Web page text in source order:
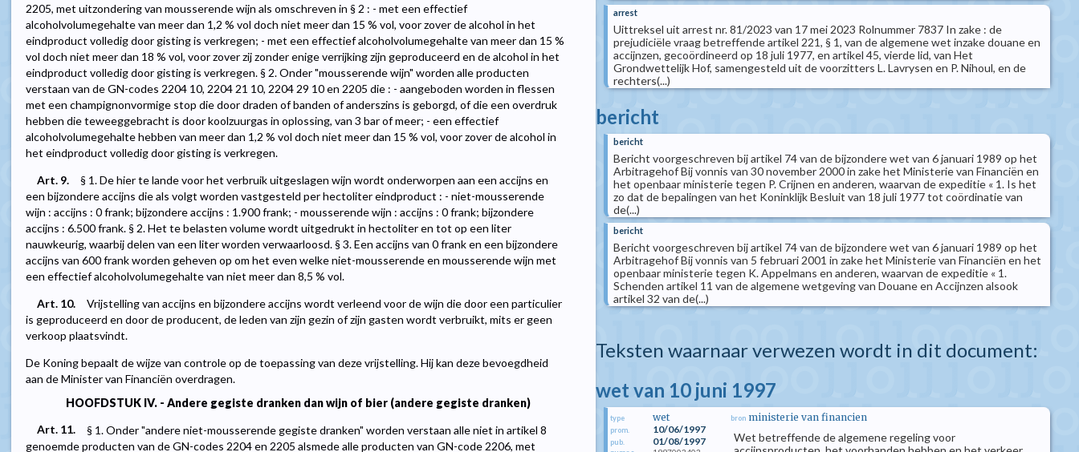
2205, met uitzondering van mousserende wijn als omschreven in § 2 : - met een effectief
alcoholvolumegehalte van meer dan 1,2 % vol doch niet meer dan 15 % vol, voor zover de alcohol in het
eindproduct volledig door gisting is verkregen; - met een effectief alcoholvolumegehalte van meer dan 15 %
vol doch niet meer dan 18 % vol, voor zover zij zonder enige verrijking zijn geproduceerd en de alcohol in het
eindproduct volledig door gisting is verkregen. § 2. Onder "mousserende wijn" worden alle producten
verstaan van de GN-codes 2204 10, 2204 21 10, 2204 29 10 en 2205 die : - aangeboden worden in flessen
met een champignonvormige stop die door draden of banden of anderszins is geborgd, of die een overdruk
hebben die teweeggebracht is door koolzuurgas in oplossing, van 3 bar of meer; - een effectief
alcoholvolumegehalte hebben van meer dan 1,2 % vol doch niet meer dan 15 % vol, voor zover de alcohol in
het eindproduct volledig door gisting is verkregen.
Art. 9.
§ 1. De hier te lande voor het verbruik uitgeslagen wijn wordt onderworpen aan een accijns en
een bijzondere accijns die als volgt worden vastgesteld per hectoliter eindproduct : - niet-mousserende
wijn : accijns : 0 frank; bijzondere accijns : 1.900 frank; - mousserende wijn : accijns : 0 frank; bijzondere
accijns : 6.500 frank. § 2. Het te belasten volume wordt uitgedrukt in hectoliter en tot op een liter
nauwkeurig, waarbij delen van een liter worden verwaarloosd. § 3. Een accijns van 0 frank en een bijzondere
accijns van 600 frank worden geheven op om het even welke niet-mousserende en mousserende wijn met
een effectief alcoholvolumegehalte van niet meer dan 8,5 % vol.
Art. 10.
Vrijstelling van accijns en bijzondere accijns wordt verleend voor de wijn die door een particulier
is geproduceerd en door de producent, de leden van zijn gezin of zijn gasten wordt verbruikt, mits er geen
verkoop plaatsvindt.
De Koning bepaalt de wijze van controle op de toepassing van deze vrijstelling. Hij kan deze bevoegdheid
aan de Minister van Financiën overdragen.
HOOFDSTUK IV. - Andere gegiste dranken dan wijn of bier (andere gegiste dranken)
Art. 11.
§ 1. Onder "andere niet-mousserende gegiste dranken" worden verstaan alle niet in artikel 8
genoemde producten van de GN-codes 2204 en 2205 alsmede alle producten van GN-code 2206, met
arrest
Uittreksel uit arrest nr. 81/2023 van 17 mei 2023 Rolnummer 7837 In zake : de
prejudiciële vraag betreffende artikel 221, § 1, van de algemene wet inzake douane en
accijnzen, gecoördineerd op 18 juli 1977, en artikel 45, vierde lid, van Het
Grondwettelijk Hof, samengesteld uit de voorzitters L. Lavrysen en P. Nihoul, en de
rechters(...)
bericht
bericht
Bericht voorgeschreven bij artikel 74 van de bijzondere wet van 6 januari 1989 op het
Arbitragehof Bij vonnis van 30 november 2000 in zake het Ministerie van Financiën en
het openbaar ministerie tegen P. Crijnen en anderen, waarvan de expeditie « 1. Is het
zo dat de bepalingen van het Koninklijk Besluit van 18 juli 1977 tot coördinatie van
de(...)
bericht
Bericht voorgeschreven bij artikel 74 van de bijzondere wet van 6 januari 1989 op het
Arbitragehof Bij vonnis van 5 februari 2001 in zake het Ministerie van Financiën en het
openbaar ministerie tegen K. Appelmans en anderen, waarvan de expeditie « 1.
Schenden artikel 11 van de algemene wetgeving van Douane en Accijnzen alsook
artikel 32 van de(...)
Teksten waarnaar verwezen wordt in dit document:
wet van 10 juni 1997
type wet
prom. 10/06/1997
pub. 01/08/1997
bron ministerie van financien
Wet betreffende de algemene regeling voor